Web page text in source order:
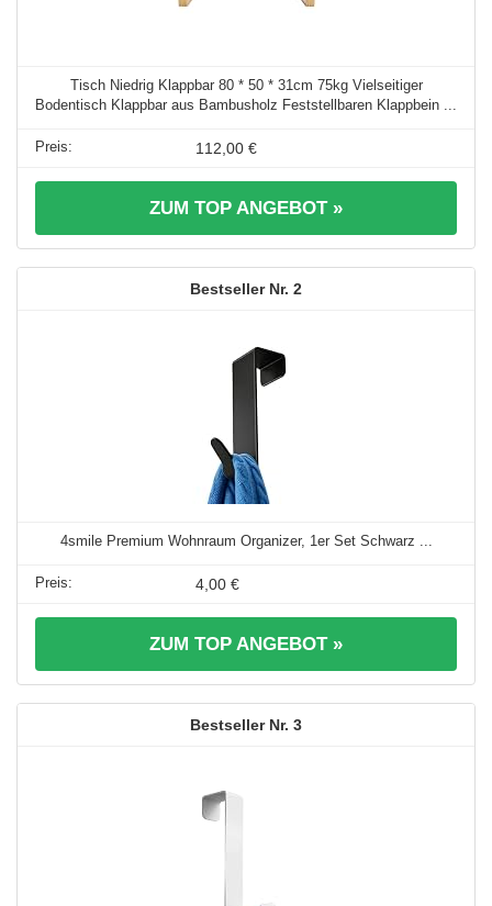
Tisch Niedrig Klappbar 80 * 50 * 31cm 75kg Vielseitiger
Bodentisch Klappbar aus Bambusholz Feststellbaren Klappbein ...
112,00 €
ZUM TOP ANGEBOT »
2
4smile Premium Wohnraum Organizer, 1er Set Schwarz ...
4,00 €
ZUM TOP ANGEBOT »
3